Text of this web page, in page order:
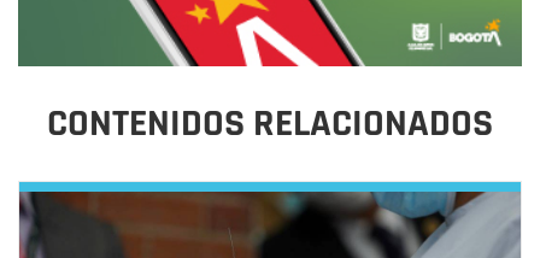
CONTENIDOS RELACIONADOS